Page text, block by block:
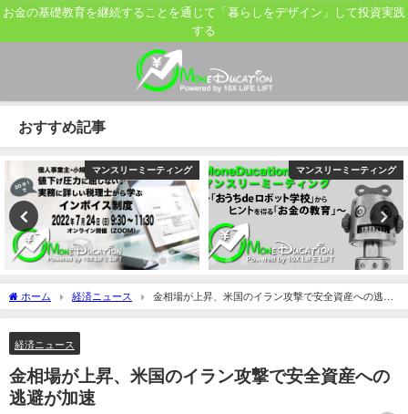
お金の基礎教育を継続することを通じて「暮らしをデザイン」して投資実践
する
おすすめ記事
マンスリーミーティング マンスリーミーティング
ホーム 経済ニュース
金相場が上昇、米国のイラン攻撃で安全資産への逃避
が加速
経済ニュース
金相場が上昇、米国のイラン攻撃で安全資産への
逃避が加速